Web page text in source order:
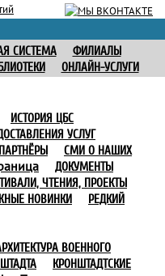
СИСТЕМА
ФИЛИАЛЫ
ОНЛАЙН-УСЛУГИ
ИСТОРИЯ ЦБС
УСЛУГ
СМИ О НАШИХ
ДОКУМЕНТЫ
ЧТЕНИЯ, ПРОЕКТЫ
НОВИНКИ
РЕДКИЙ
ВОЕННОГО
КРОНШТАДТСКИЕ